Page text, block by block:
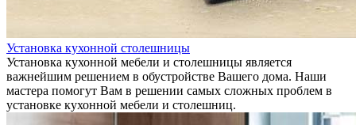
Установка кухонной столешницы
Установка кухонной мебели и столешницы является
важнейшим решением в обустройстве Вашего дома. Наши
мастера помогут Вам в решении самых сложных проблем в
установке кухонной мебели и столешниц.